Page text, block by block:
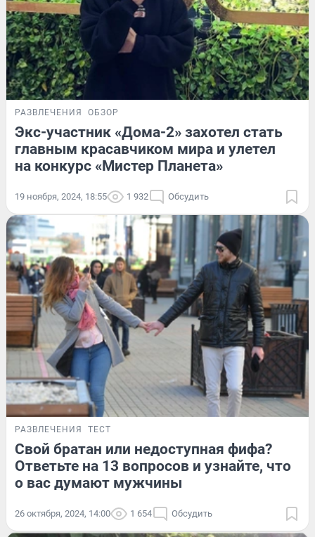
РАЗВЛЕЧЕНИЯ ОБЗОР
Экс-участник «Дома-2» захотел стать
главным красавчиком мира и улетел
на конкурс «Мистер Планета»
19 ноября, 2024, 18:55 1 932 Обсудить
РАЗВЛЕЧЕНИЯ ТЕСТ
Свой братан или недоступная фифа?
Ответьте на 13 вопросов и узнайте, что
о вас думают мужчины
26 октября, 2024, 14:00 1 654 Обсудить